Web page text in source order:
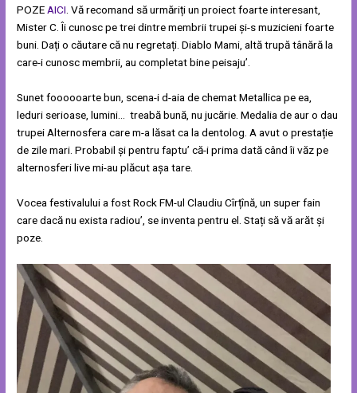
POZEAICI. Vă recomand să urmăriți un proiect foarte interesant,
Mister C. Îi cunosc pe trei dintre membrii trupei și-s muzicieni foarte
buni. Dați o căutare că nu regretați. Diablo Mami, altă trupă tânără la
care-i cunosc membrii, au completat bine peisaju’.
Sunet foooooarte bun, scena-i d-aia de chemat Metallica pe ea,
leduri serioase, lumini… treabă bună, nu jucărie. Medalia de aur o dau
trupei Alternosfera care m-a lăsat ca la dentolog. A avut o prestație
de zile mari. Probabil și pentru faptu’ că-i prima dată când îi văz pe
alternosferi live mi-au plăcut așa tare.
Vocea festivalului a fost Rock FM-ul Claudiu Cîrțînă, un super fain
care dacă nu exista radiou’, se inventa pentru el. Stați să vă arăt și
poze.